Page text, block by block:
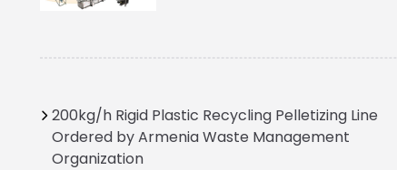
200kg/h Rigid Plastic Recycling Pelletizing Line
Ordered by Armenia Waste Management
Organization